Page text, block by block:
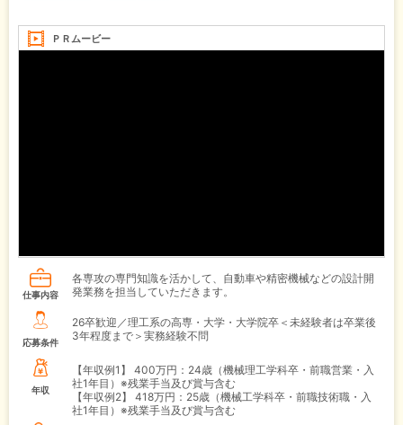
ＰＲムービー
仕事内容
各専攻の専門知識を活かして、自動車や精密機械などの設計開
発業務を担当していただきます。
応募条件
26卒歓迎／理工系の高専・大学・大学院卒＜未経験者は卒業後
3年程度まで＞実務経験不問
年収
【年収例1】
400万円：24歳（機械理工学科卒・前職営業・入
社1年目）※残業手当及び賞与含む
【年収例2】
418万円：25歳（機械工学科卒・前職技術職・入
社1年目）※残業手当及び賞与含む